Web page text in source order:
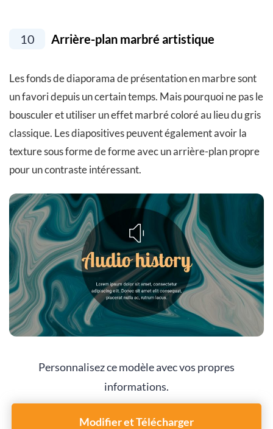
10 Arrière-plan marbré artistique
Les fonds de diaporama de présentation en marbre sont
un favori depuis un certain temps. Mais pourquoi ne pas le
bousculer et utiliser un effet marbré coloré au lieu du gris
classique. Les diapositives peuvent également avoir la
texture sous forme de forme avec un arrière-plan propre
pour un contraste intéressant.
Personnalisez ce modèle avec vos propres
informations.
Modifier et Télécharger